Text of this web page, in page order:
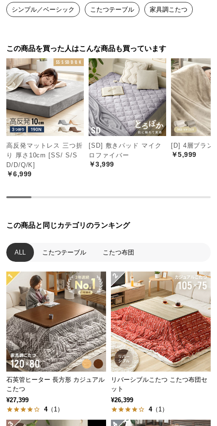
中
型
の
配
送
に
つ
い
て
小
型
商
品
つ
て
開
設
置
サ
ー
ビ
ス
に
つ
い
て
搬
シンプル／ベーシック こたつテーブル 家具調こたつ
この商品を買った人はこんな商品も買っています
高反発マットレス 三つ折
り 厚さ10cm [SS/ S/S
D/D/Q/K]
￥6,999
[SD] 敷きパッド マイク
ロファイバー
￥3,999
[D] 4層ブラン
￥5,999
この商品と同じカテゴリのランキング
ALL こたつテーブル こたつ布団
石英管ヒーター 長方形 カジュアル
こたつ
¥27,399
4（1）
リバーシブルこたつ こたつ布団セ
ット
¥26,399
4（1）